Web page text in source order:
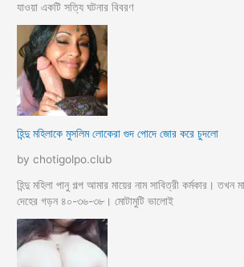
যাওয়া একটি সত্যি ঘটনার বিবরণ
হিন্দু মহিলাকে মুসলিম লোকেরা গুদ পোদে জোর করে চুদলো
by chotigolpo.club
হিন্দু মহিলা পানু গল্প আমার মায়ের নাম সাবিত্রী কর্মকার।
দেহের গড়ন ৪০-৩৬-৩৮। মোটামুটি ভালোই